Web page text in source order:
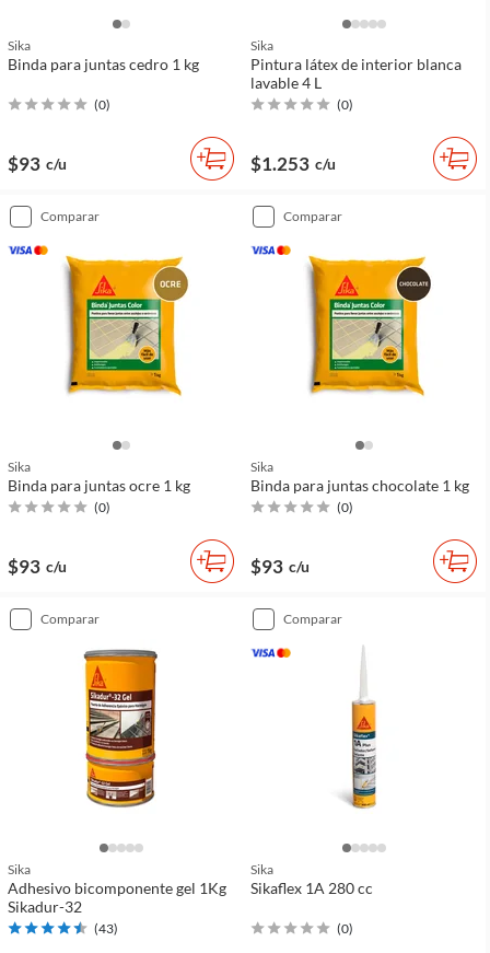
Sika
Binda para juntas cedro 1 kg
(0)
$93 c/u
Sika
Pintura látex de interior blanca
lavable 4 L
(0)
$1.253 c/u
comparar
Sika
Binda para juntas ocre 1 kg
(0)
$93 c/u
comparar
Sika
Binda para juntas chocolate 1 kg
(0)
$93 c/u
comparar
Sika
Adhesivo bicomponente gel 1Kg
Sikadur-32
(43)
comparar
Sika
Sikaflex 1A 280 cc
(0)